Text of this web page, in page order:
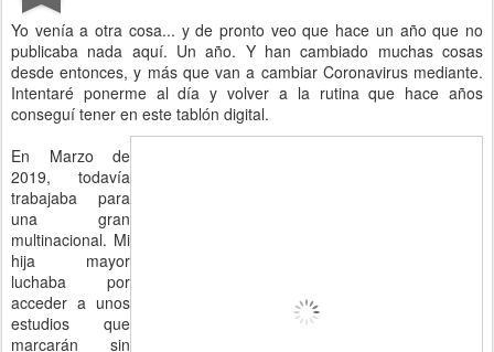
Yo venía a otra cosa... y de pronto veo que hace un año que no
publicaba nada aquí. Un año. Y han cambiado muchas cosas
desde entonces, y más que van a cambiar Coronavirus mediante.
Intentaré ponerme al día y volver a la rutina que hace años
conseguí tener en este tablón digital.
En Marzo de
2019, todavía
trabajaba para
una gran
multinacional. Mi
hija mayor
luchaba por
acceder a unos
estudios que
marcarán sin